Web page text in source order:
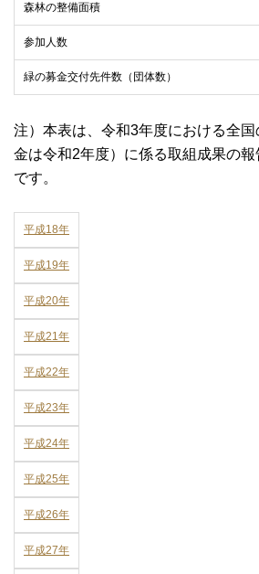
森林の整備面積
参加人数
緑の募金交付先件数（団体数）
注）本表は、令和3年度における全
金は令和2年度）に係る取組成果の
です。
平成18年
平成19年
平成20年
平成21年
平成22年
平成23年
平成24年
平成25年
平成26年
平成27年